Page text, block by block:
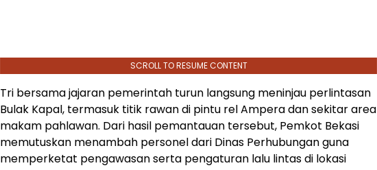
SCROLL TO RESUME CONTENT
Tri bersama jajaran pemerintah turun langsung meninjau perlintasan
Bulak Kapal, termasuk titik rawan di pintu rel Ampera dan sekitar area
makam pahlawan. Dari hasil pemantauan tersebut, Pemkot Bekasi
memutuskan menambah personel dari Dinas Perhubungan guna
memperketat pengawasan serta pengaturan lalu lintas di lokasi